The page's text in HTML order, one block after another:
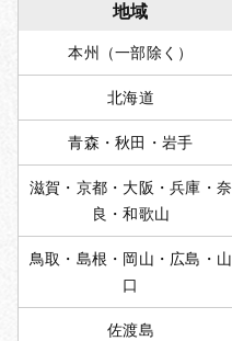
地域
本州（一部除く）
北海道
青森・秋田・岩手
滋賀・京都・大阪・兵庫・奈
良・和歌山
鳥取・島根・岡山・広島・山
口
佐渡島